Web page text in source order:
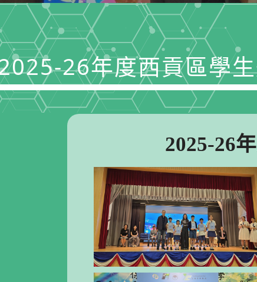
26年度西貢區學
2025-26